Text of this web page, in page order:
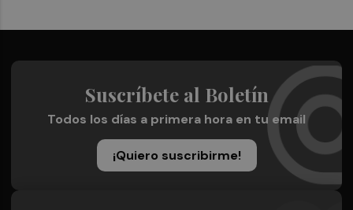
Suscríbete al Boletín
Todos los días a primera hora en tu email
¡Quiero suscribirme!